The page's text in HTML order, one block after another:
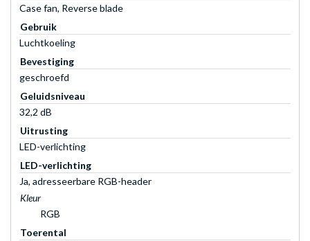
Case fan, Reverse blade
Gebruik
Luchtkoeling
Bevestiging
geschroefd
Geluidsniveau
32,2 dB
Uitrusting
LED-verlichting
LED-verlichting
Ja, adresseerbare RGB-header
Kleur
RGB
Toerental